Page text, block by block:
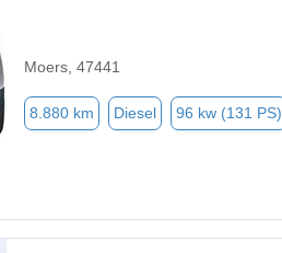
Moers, 47441
8.880 km Diesel 96 kw (131 PS)